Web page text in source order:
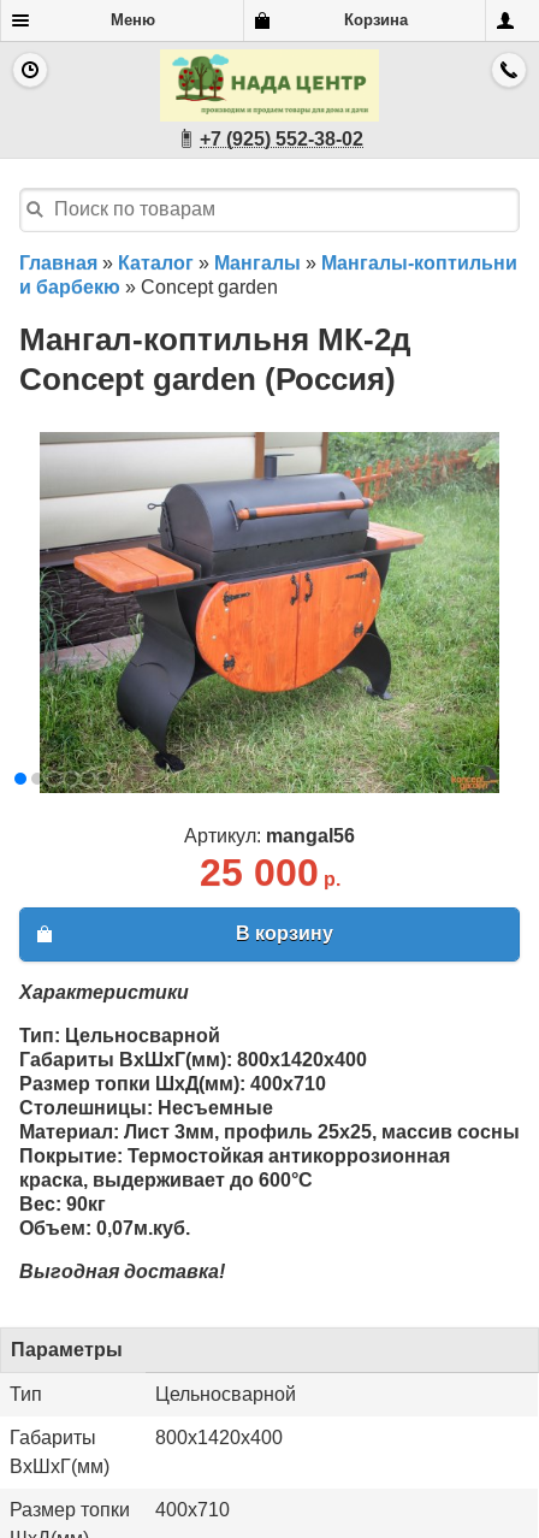
Меню Корзина
+7 (925) 552-38-02
Главная » Каталог » Мангалы » Мангалы-коптильни
и барбекю » Concept garden
Мангал-коптильня МК-2д
Concept garden (Россия)
Артикул: mangal56
25 000 р.
В корзину
Характеристики
Тип: Цельносварной
Габариты ВхШхГ(мм): 800х1420х400
Размер топки ШхД(мм): 400х710
Столешницы: Несъемные
Материал: Лист 3мм, профиль 25х25, массив сосны
Покрытие: Термостойкая антикоррозионная
краска, выдерживает до 600°С
Вес: 90кг
Объем: 0,07м.куб.
Выгодная доставка!
Параметры
Тип Цельносварной
Габариты
ВхШхГ(мм)
800х1420х400
Размер топки
400х710